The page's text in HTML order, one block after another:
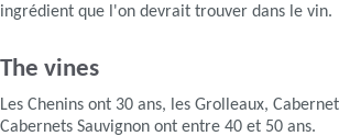
ingrédient que l'on devrait trouver dans le vin.
The vines
Les Chenins ont 30 ans, les Grolleaux,
Cabernets Sauvignon ont entre 40 et 50 ans.